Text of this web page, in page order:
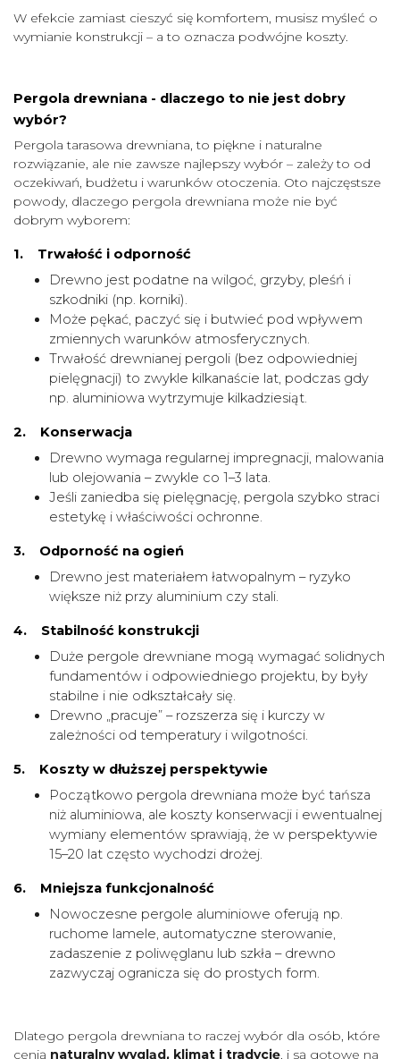
W efekcie zamiast cieszyć się komfortem, musisz myśleć o
wymianie konstrukcji – a to oznacza podwójne koszty.
Pergola drewniana - dlaczego to nie jest dobry
wybór?
Pergola tarasowa drewniana, to piękne i naturalne
rozwiązanie, ale nie zawsze najlepszy wybór – zależy to od
oczekiwań, budżetu i warunków otoczenia. Oto najczęstsze
powody, dlaczego pergola drewniana może nie być
dobrym wyborem:
1. Trwałość i odporność
Drewno jest podatne na wilgoć, grzyby, pleśń i
szkodniki (np. korniki).
Może pękać, paczyć się i butwieć pod wpływem
zmiennych warunków atmosferycznych.
Trwałość drewnianej pergoli (bez odpowiedniej
pielęgnacji) to zwykle kilkanaście lat, podczas gdy
np. aluminiowa wytrzymuje kilkadziesiąt.
2. Konserwacja
Drewno wymaga regularnej impregnacji, malowania
lub olejowania – zwykle co 1–3 lata.
Jeśli zaniedba się pielęgnację, pergola szybko straci
estetykę i właściwości ochronne.
3. Odporność na ogień
Drewno jest materiałem łatwopalnym – ryzyko
większe niż przy aluminium czy stali.
4. Stabilność konstrukcji
Duże pergole drewniane mogą wymagać solidnych
fundamentów i odpowiedniego projektu, by były
stabilne i nie odkształcały się.
Drewno „pracuje” – rozszerza się i kurczy w
zależności od temperatury i wilgotności.
5. Koszty w dłuższej perspektywie
Początkowo pergola drewniana może być tańsza
niż aluminiowa, ale koszty konserwacji i ewentualnej
wymiany elementów sprawiają, że w perspektywie
15–20 lat często wychodzi drożej.
6. Mniejsza funkcjonalność
Nowoczesne pergole aluminiowe oferują np.
ruchome lamele, automatyczne sterowanie,
zadaszenie z poliwęglanu lub szkła – drewno
zazwyczaj ogranicza się do prostych form.
Dlatego pergola drewniana to raczej wybór dla osób, które
cenią naturalny wygląd, klimat i tradycję, i są gotowe na